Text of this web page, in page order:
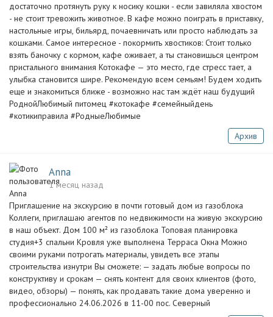
достаточно протянуть руку к носику кошки - если завиляла хвостом
- не стоит тревожить животное. В кафе можно поиграть в приставку,
настольные игры, бильярд, почаевничать или просто наблюдать за
кошками. Самое интересное - покормить хвостиков: Стоит только
взять баночку с кормом, кафе оживает, а ты становишься центром
пристального внимания Котокафе — это место, где стресс тает, а
улыбка становится шире. Рекомендую всем семьям! Будем ходить
еще и знакомиться ближе - возможно нас там ждёт наш будущий
РоднойЛюбимый питомец #котокафе #семейныйдень
#котикиправила #РодныеЛюбимые
Архив
Anna
1 месяц назад
Приглашение на экскурсию в почти готовый дом из газоблока
Коллеги, приглашаю агентов по недвижимости на живую экскурсию
в наш объект. Дом 100 м² из газоблока Топовая планировка
студия+3 спальни Кровля уже выполнена Терраса Окна Можно
своими руками потрогать материалы, увидеть все этапы
строительства изнутри Вы сможете: — задать любые вопросы по
конструктиву и срокам — снять контент для своих клиентов (фото,
видео, обзоры) — понять, как продавать такие дома уверенно и
профессионально 24.06.2026 в 11-00 пос. Северный